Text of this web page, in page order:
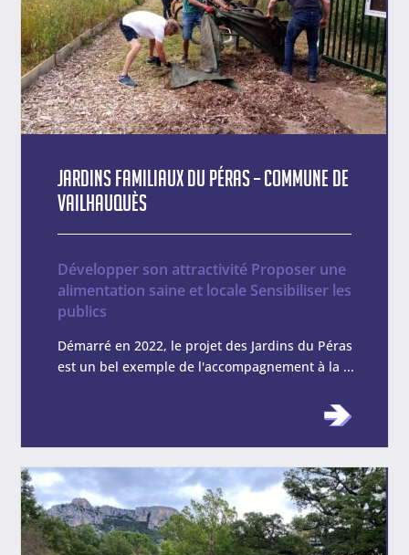
Jardins Familiaux du Péras – Commune de
Vailhauquès
Développer son attractivité Proposer une
alimentation saine et locale Sensibiliser les
publics
Démarré en 2022, le projet des Jardins du Péras
est un bel exemple de l'accompagnement à la ...